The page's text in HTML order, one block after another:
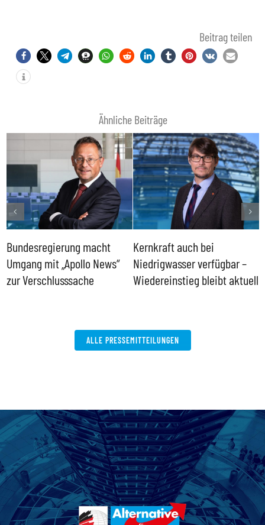
Beitrag teilen
Ähnliche Beiträge
Bundesregierung macht
Umgang mit „Apollo News“
zur Verschlusssache
Kernkraft auch bei
Niedrigwasser verfügbar –
Wiedereinstieg bleibt aktuell
ALLE PRESSEMITTEILUNGEN